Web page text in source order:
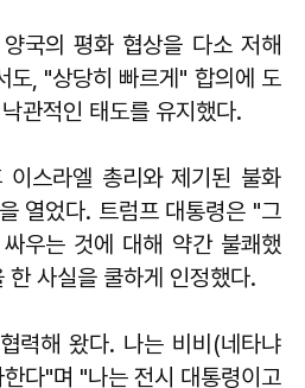
국의 평화 협상을 다소 저해
도, "상당히 빠르게" 합의에 도
관적인 태도를 유지했다.
이스라엘 총리와 제기된 불화
열었다. 트럼프 대통령은 "그
우는 것에 대해 약간 불쾌했
한 사실을 쿨하게 인정했다.
력해 왔다. 나는 비비(네타냐
다"며 "나는 전시 대통령이고